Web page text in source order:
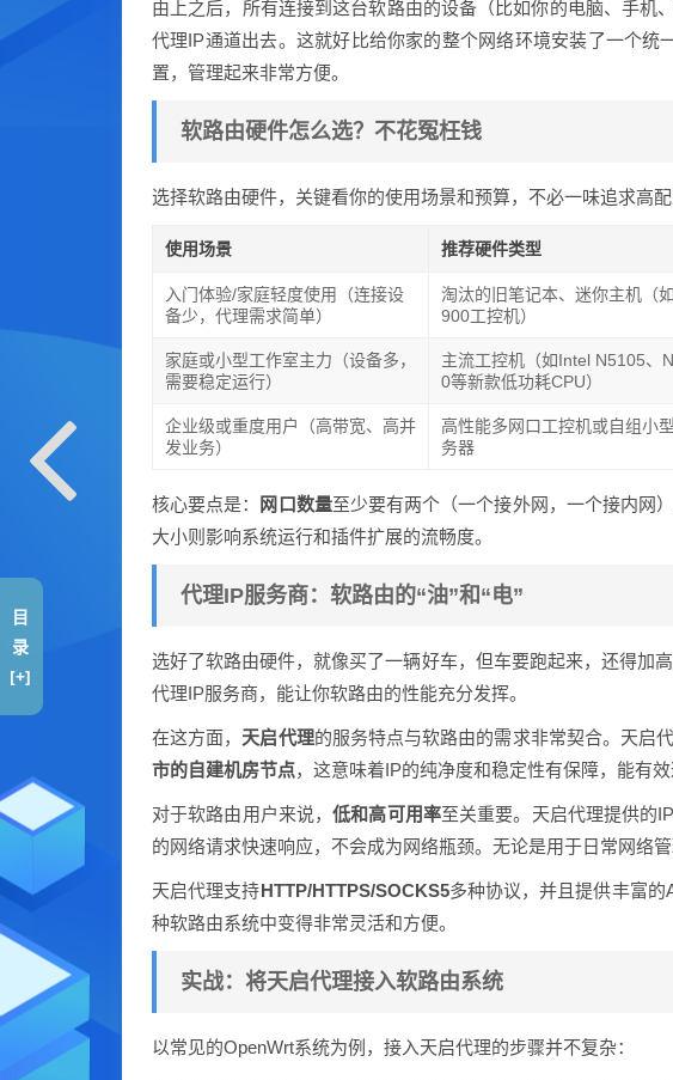
由上之后，所有连接到这台软路由的设备（比如你的电脑、手机
代理IP通道出去。这就好比给你家的整个网络环境安装了一个统
置，管理起来非常方便。
软路由硬件怎么选？不花冤枉钱
选择软路由硬件，关键看你的使用场景和预算，不必一味追求高
使用场景 推荐硬件类型
入门体验/家庭轻度使用（连接设
备少，代理需求简单）
淘汰的旧笔记本、迷你主机（
900工控机）
家庭或小型工作室主力（设备多，
需要稳定运行）
主流工控机（如Intel N5105、
0等新款低功耗CPU）
企业级或重度用户（高带宽、高并
发业务）
高性能多网口工控机或自组小
务器
核心要点是： 网口数量至少要有两个（一个接外网，一个接内网
大小则影响系统运行和插件扩展的流畅度。
代理IP服务商：软路由的“油”和“电”
选好了软路由硬件，就像买了一辆好车，但车要跑起来，还得加
代理IP服务商，能让你软路由的性能充分发挥。
在这方面， 天启代理的服务特点与软路由的需求非常契合。天启
市的自建机房节点，这意味着IP的纯净度和稳定性有保障，能有
对于软路由用户来说，低和高可用率至关重要。天启代理提供的
的网络请求快速响应，不会成为网络瓶颈。无论是用于日常网络
天启代理支持HTTP/HTTPS/SOCKS5多种协议，并且提供丰富
种软路由系统中变得非常灵活和方便。
实战：将天启代理接入软路由系统
以常见的OpenWrt系统为例，接入天启代理的步骤并不复杂：
目
录
[+]